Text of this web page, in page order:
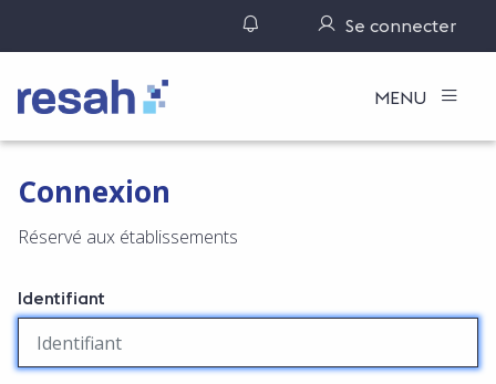
Gérer ses notifications
Se connecter
Logo Resah MENU
Connexion
Réservé aux établissements
Identifiant